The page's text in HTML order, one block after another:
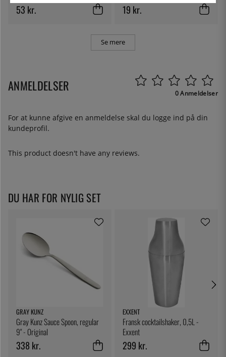
53 kr. 19 kr.
Se mere
ANMELDELSER 0 Anmeldelser
For at kunne afgive en anmeldelse skal du logge ind på din
kundeprofil.
This product doesn't have any reviews.
DU HAR FOR NYLIG SET
GRAY KUNZ
Gray Kunz Sauce Spoon, regular
9" - Original
338 kr.
EXXENT
Fransk cocktailshaker, 0,5L -
Exxent
299 kr.